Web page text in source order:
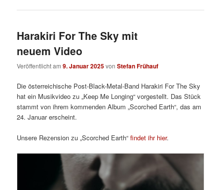
Harakiri For The Sky mit
neuem Video
Veröffentlicht am9. Januar 2025vonStefan Frühauf
Die österreichische Post-Black-Metal-Band Harakiri For The Sky
hat ein Musikvideo zu „Keep Me Longing“ vorgestellt. Das Stück
stammt von ihrem kommenden Album „Scorched Earth“, das am
24. Januar erscheint.
Unsere Rezension zu „Scorched Earth“findet ihr hier.